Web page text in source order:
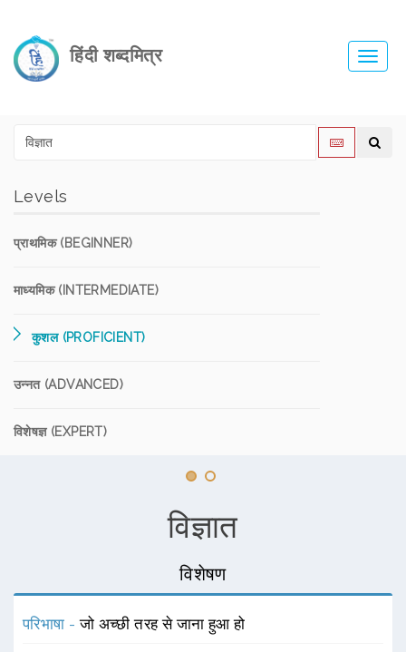
हिंदी शब्दमित्र
Levels
प्राथमिक (BEGINNER)
माध्यमिक (INTERMEDIATE)
कुशल (PROFICIENT)
उन्नत (ADVANCED)
विशेषज्ञ (EXPERT)
विज्ञात
विशेषण
परिभाषा -जो अच्छी तरह से जाना हुआ हो